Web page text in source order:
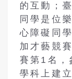
的互動；
同學是位
心障礙同
加才藝競
賽第 1 名，
學科上建